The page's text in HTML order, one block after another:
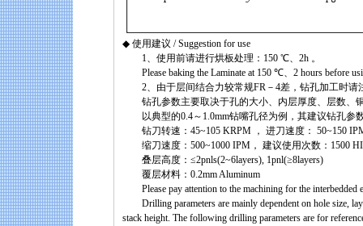
◆ 使用建议 / Suggestion for use
1、使用前请进行烘板处理：150 ℃、2h 。
Please baking the Laminate at 150 ℃、2 hours before
2、由于层间结合力较常规FR－4差，钻孔加工时请
钻孔参数主要取决于孔的大小、内层厚度、层数、
以典型的0.4～1.0mm钻嘴孔径为例，其建议钻孔参
钻刀转速：45~105 KRPM ， 进刀速度： 50~150
缩刀速度：500~1000 IPM， 建议使用次数：1500
叠层高度：≤2pnls(2~6layers), 1pnl(≥8layers)
覆层材料：0.2mm Aluminum
Please pay attention to the machining for the interbedded
Drilling parameters are mainly dependent on hole size,
stack height. The following drilling parameters are for